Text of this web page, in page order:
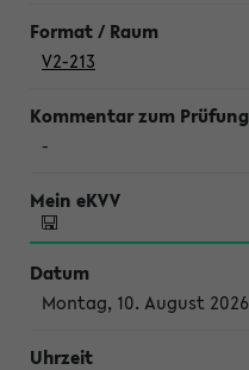
V2-213
-
Montag, 10. August 2026